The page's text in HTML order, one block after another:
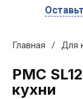
Главная / Для
РМС
кухни